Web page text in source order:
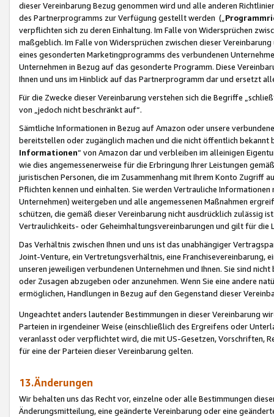
dieser Vereinbarung Bezug genommen wird und alle anderen
des Partnerprogramms zur Verfügung gestellt werden („
verpflichten sich zu deren Einhaltung. Im Falle von Widersprüchen
maßgeblich. Im Falle von Widersprüchen zwischen dieser
eines gesonderten Marketingprogramms des verbundenen
Unternehmen in Bezug auf das gesonderte Programm. Diese
Ihnen und uns im Hinblick auf das Partnerprogramm dar und ersetzt
Für die Zwecke dieser Vereinbarung verstehen sich die Begriffe
von „jedoch nicht beschränkt auf“.
Sämtliche Informationen in Bezug auf Amazon oder unsere
bereitstellen oder zugänglich machen und die nicht öffentlich
Informationen“ von Amazon dar und verbleiben im alleinigen
wie dies angemessenerweise für die Erbringung Ihrer Leistungen
juristischen Personen, die im Zusammenhang mit Ihrem Konto
Pflichten kennen und einhalten. Sie werden Vertrauliche
Unternehmen) weitergeben und alle angemessenen Maßnahmen
schützen, die gemäß dieser Vereinbarung nicht ausdrücklich zulässig
Vertraulichkeits- oder Geheimhaltungsvereinbarungen und gilt für die
Das Verhältnis zwischen Ihnen und uns ist das unabhängiger
Joint-Venture, ein Vertretungsverhältnis, eine Franchisevereinbarung,
unseren jeweiligen verbundenen Unternehmen und Ihnen. Sie sind
oder Zusagen abzugeben oder anzunehmen. Wenn Sie eine andere
ermöglichen, Handlungen in Bezug auf den Gegenstand dieser
Ungeachtet anders lautender Bestimmungen in dieser Vereinbarung
Parteien in irgendeiner Weise (einschließlich des Ergreifens oder
veranlasst oder verpflichtet wird, die mit US-Gesetzen, Vorschriften,
für eine der Parteien dieser Vereinbarung gelten.
13.Änderungen
Wir behalten uns das Recht vor, einzelne oder alle Bestimmungen
Änderungsmitteilung, eine geänderte Vereinbarung oder eine